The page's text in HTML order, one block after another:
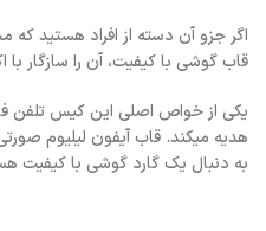
اگر جزو آن دسته از افراد هستید که
قاب گوشی با کیفیت، آن را سازگار
یکی از خواص اصلی این کیس تلفن
هدیه میکند. قاب آیفون لیلیوم
به دنبال یک گارد گوشی با کیفیت